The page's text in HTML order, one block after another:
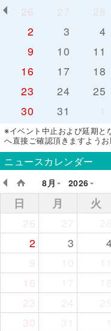
26
2
3 4
9
10 11
16
17 18
23
24 25
30
31
※イベント中止および延期と
へ直接ご確認頂きますようお
ニュースカレンダー
8月
2026
日 月 火
26
2
3 4
9
16
23
30